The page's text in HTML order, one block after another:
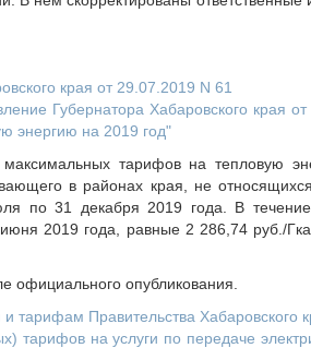
края от 29.07.2019 N 61
Губернатора Хабаровского края
энергию на 2019 год"
тарифов на тепловую
в районах края, не
по 31 декабря 2019 года. В
2019 года, равные 2 286,74 руб./
официального опубликования.
тарифам Правительства Хабаровского
тарифов на услуги по передаче